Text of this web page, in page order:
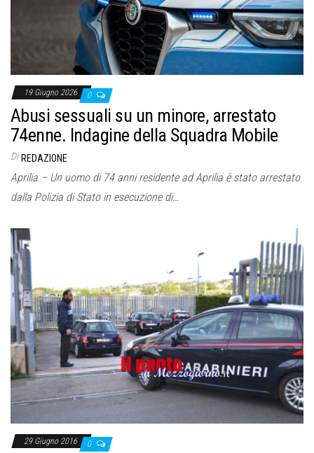
e
19 Giugno 2026 0
Abusi sessuali su un minore, arrestato
74enne. Indagine della Squadra Mobile
Di REDAZIONE
Aprilia – Un uomo di 74 anni residente ad Aprilia è stato arrestato
dalla Polizia di Stato in esecuzione di…
29 Giugno 2016 0